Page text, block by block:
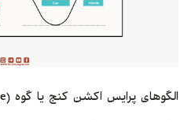
الگوهای پرایس اکشن کنج یا گوه (Wedge)